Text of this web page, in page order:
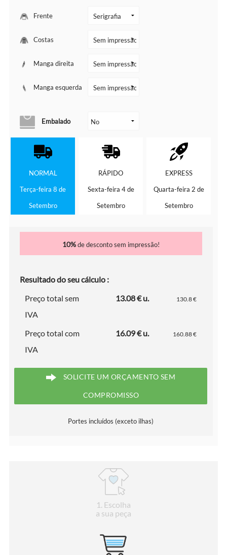
Frente
Costas
Manga direita
Manga esquerda
Embalado
NORMAL
Terça-feira 8 de
Setembro
RÁPIDO
Sexta-feira 4 de
Setembro
EXPRESS
Quarta-feira 2 de
Setembro
10%de desconto sem impressão!
Resultado do seu cálculo :
Preço total sem
IVA
13.08 € u. 130.8 €
Preço total com
IVA
16.09 € u. 160.88 €
SOLICITE UM ORÇAMENTO SEM
COMPROMISSO
Portes incluídos (exceto ilhas)
1 . Escolha
a sua peça